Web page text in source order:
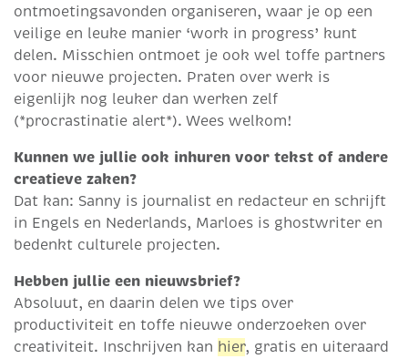
ontmoetingsavonden organiseren, waar je op een
veilige en leuke manier ‘work in progress’ kunt
delen. Misschien ontmoet je ook wel toffe partners
voor nieuwe projecten. Praten over werk is
eigenlijk nog leuker dan werken zelf
(*procrastinatie alert*). Wees welkom!
Kunnen we jullie ook inhuren voor tekst of andere
creatieve zaken?
Dat kan: Sanny is journalist en redacteur en schrijft
in Engels en Nederlands, Marloes is ghostwriter en
bedenkt culturele projecten.
Hebben jullie een nieuwsbrief?
Absoluut, en daarin delen we tips over
productiviteit en toffe nieuwe onderzoeken over
creativiteit. Inschrijven kan hier, gratis en uiteraard